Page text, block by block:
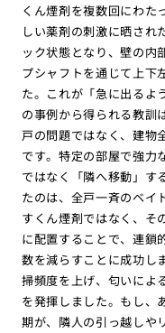
くん煙剤を複数回にわた
しい薬剤の刺激に晒され
ック状態となり、壁の内
プシャフトを通じて上下
た。これが「急に出るよ
の事例から得られる教訓
戸の問題ではなく、建物
です。特定の部屋で強力
ではなく「隣へ移動」す
たのは、全戸一斉のベイ
すくん煙剤ではなく、そ
に配置することで、連鎖
数を減らすことに成功し
掃頻度を上げ、匂いによ
を発揮しました。もし、
期が、隣人の引っ越しや